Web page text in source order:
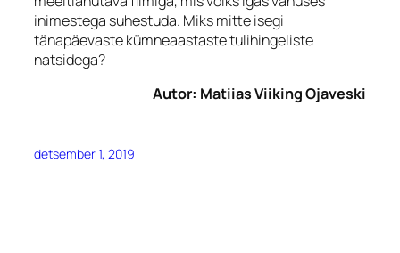
inimestega suhestuda. Miks mitte isegi
tänapäevaste kümneaastaste tulihingeliste
natsidega?
Autor: Matiias Viiking Ojaveski
detsember 1, 2019